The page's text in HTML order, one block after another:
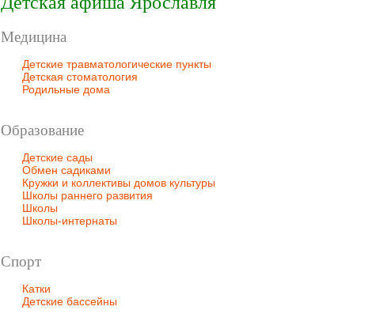
Медицина
Детские травматологические пункты
Детская стоматология
Родильные дома
Образование
Детские сады
Обмен садиками
Кружки и коллективы домов культуры
Школы раннего развития
Школы
Школы-интернаты
Спорт
Катки
Детские бассейны